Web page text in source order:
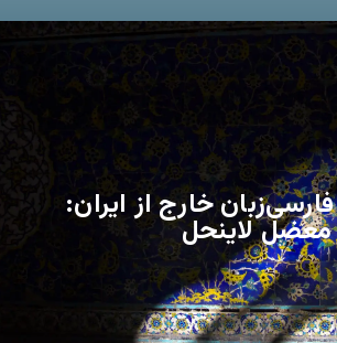
خارج از ایران:
معضل لاینحل